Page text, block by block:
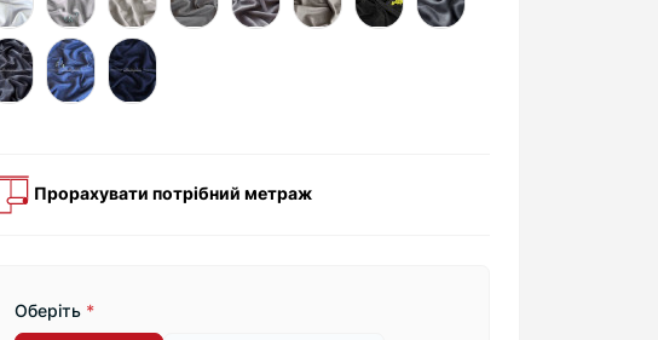
Прорахувати потрібний метраж
Оберіть *